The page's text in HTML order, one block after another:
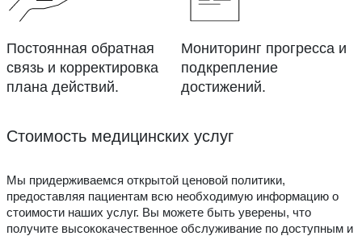
Постоянная обратная
связь и корректировка
плана действий.
Мониторинг прогресса и
подкрепление
достижений.
Стоимость медицинских услуг
Мы придерживаемся открытой ценовой политики,
предоставляя пациентам всю необходимую информацию о
стоимости наших услуг. Вы можете быть уверены, что
получите высококачественное обслуживание по доступным и